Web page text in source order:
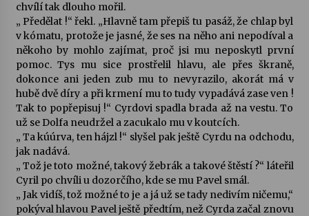
Varhanní recitál Michala Novenka v Klášteře
Želiv
3. 7. 2026
Petr Adamec – Malovaný svět
30. 6. 2026
chvílí tak dlouho mořil.
„ Předělat !“ řekl. „Hlavně tam přepiš tu pasáž, že chlap byl
v kómatu, protože je jasné, že ses na něho ani nepodíval a
někoho by mohlo zajímat, proč jsi mu neposkytl první
pomoc. Tys mu sice prostřelil hlavu, ale přes škraně,
dokonce ani jeden zub mu to nevyrazilo, akorát má v
hubě dvě díry a při krmení mu to tudy vypadává zase ven !
Tak to popřepisuj !“ Cyrdovi spadla brada až na vestu. To
už se Dolfa neudržel a zacukalo mu v koutcích.
„ Ta kúúrva, ten hájzl !“ slyšel pak ještě Cyrdu na odchodu,
jak nadává.
„ Tož je toto možné, takový žebrák a takové štěstí ?“ láteřil
Cyril po chvíli u dozorčího, kde se mu Pavel smál.
„ Jak vidíš, tož možné to je a já už se tady nedivím ničemu,“
pokýval hlavou Pavel ještě předtím, než Cyrda začal znovu